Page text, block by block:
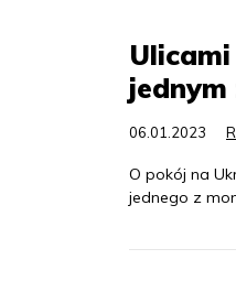
06.01.2023
O pokój na
jednego z